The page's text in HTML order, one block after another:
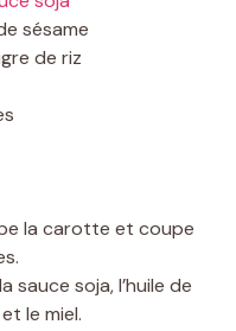
sésame
de riz
la carotte et coupe
sauce soja, l’huile de
le miel.